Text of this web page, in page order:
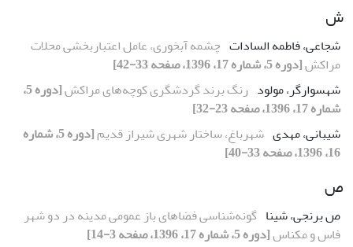
ش
شجاعی، فاطمه السادات چشمه آبخوری، عامل اعتباربخشی محلات
مراکش[دوره 5، شماره 17، 1396، صفحه 33-42]
شهسوارگر، مولود رنگ برند گردشگری کوچه‌های مراکش
[دوره 5،
شماره 17، 1396، صفحه 23-32]
شیبانی، مهدی شهرباغ، ساختار شهری شیراز قدیم
[دوره 5، شماره
16، 1396، صفحه 33-40]
ص
ص برنجی، شینا گونه‌شناسی فضاهای باز عمومی مدینه در دو شهر
فاس و مکناس[دوره 5، شماره 17، 1396، صفحه 3-14]